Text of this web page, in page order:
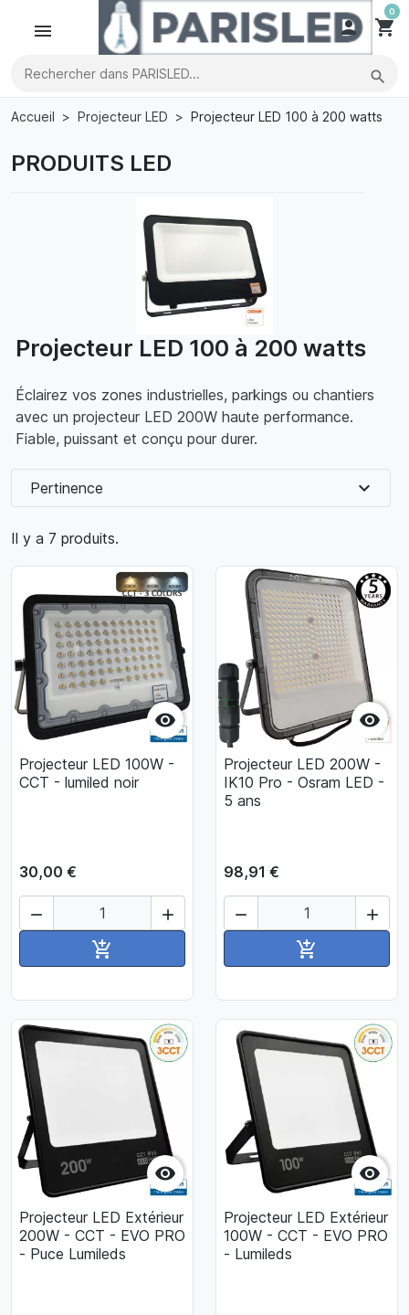
 shopping_cart
0
search
Accueil Projecteur LED Projecteur LED 100 à 200 watts
PRODUITS LED
Projecteur LED 100 à 200 watts
Éclairez vos zones industrielles, parkings ou chantiers
avec un projecteur LED 200W haute performance.
Fiable, puissant et conçu pour durer.
Il y a 7 produits.
Pertinence expand_more

Projecteur LED 100W -
CCT - lumiled noir
30,00 €
 


Projecteur LED 200W -
IK10 Pro - Osram LED -
5 ans
98,91 €
 


Projecteur LED Extérieur
200W - CCT - EVO PRO
- Puce Lumileds

Projecteur LED Extérieur
100W - CCT - EVO PRO
- Lumileds